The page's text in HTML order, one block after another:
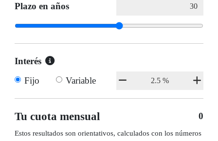
Plazo en años
Interés
Fijo
Variable
Tu cuota mensual 0
Estos resultados son orientativos, calculados con los números